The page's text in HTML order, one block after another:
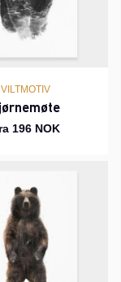
VILTMOTIV
196 NOK